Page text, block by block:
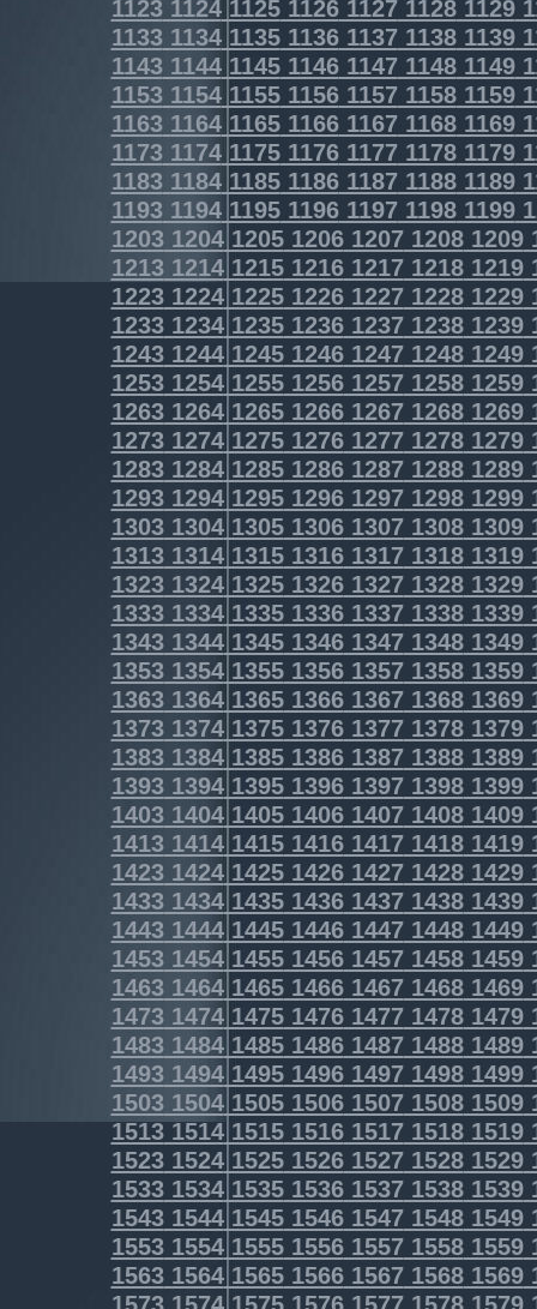
1123112411251126112711281129
1133113411351136113711381139
1143114411451146114711481149
1153115411551156115711581159
1163116411651166116711681169
1173117411751176117711781179
1183118411851186118711881189
1193119411951196119711981199
1203120412051206120712081209
1213121412151216121712181219
1223122412251226122712281229
1233123412351236123712381239
1243124412451246124712481249
1253125412551256125712581259
1263126412651266126712681269
1273127412751276127712781279
1283128412851286128712881289
1293129412951296129712981299
1303130413051306130713081309
1313131413151316131713181319
1323132413251326132713281329
1333133413351336133713381339
1343134413451346134713481349
1353135413551356135713581359
1363136413651366136713681369
1373137413751376137713781379
1383138413851386138713881389
1393139413951396139713981399
1403140414051406140714081409
1413141414151416141714181419
1423142414251426142714281429
1433143414351436143714381439
1443144414451446144714481449
1453145414551456145714581459
1463146414651466146714681469
1473147414751476147714781479
1483148414851486148714881489
1493149414951496149714981499
1503150415051506150715081509
1513151415151516151715181519
1523152415251526152715281529
1533153415351536153715381539
1543154415451546154715481549
1553155415551556155715581559
1563156415651566156715681569